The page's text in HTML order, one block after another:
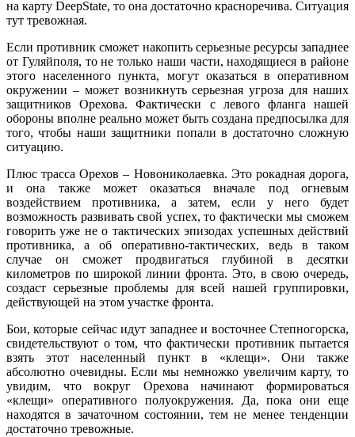
на карту DeepState, то она достаточно красноречива. Ситуация
тут тревожная.
Если противник сможет накопить серьезные ресурсы западнее
от Гуляйполя, то не только наши части, находящиеся в районе
этого населенного пункта, могут оказаться в оперативном
окружении – может возникнуть серьезная угроза для наших
защитников Орехова. Фактически с левого фланга нашей
обороны вполне реально может быть создана предпосылка для
того, чтобы наши защитники попали в достаточно сложную
ситуацию.
Плюс трасса Орехов – Новониколаевка. Это рокадная дорога,
и она также может оказаться вначале под огневым
воздействием противника, а затем, если у него будет
возможность развивать свой успех, то фактически мы сможем
говорить уже не о тактических эпизодах успешных действий
противника, а об оперативно-тактических, ведь в таком
случае он сможет продвигаться глубиной в десятки
километров по широкой линии фронта. Это, в свою очередь,
создаст серьезные проблемы для всей нашей группировки,
действующей на этом участке фронта.
Бои, которые сейчас идут западнее и восточнее Степногорска,
свидетельствуют о том, что фактически противник пытается
взять этот населенный пункт в «клещи». Они также
абсолютно очевидны. Если мы немножко увеличим карту, то
увидим, что вокруг Орехова начинают формироваться
«клещи» оперативного полуокружения. Да, пока они еще
находятся в зачаточном состоянии, тем не менее тенденции
достаточно тревожные.